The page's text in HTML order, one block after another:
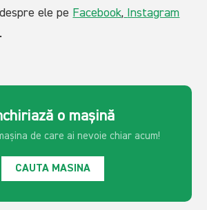
ele pe Facebook, Instagram
.
o mașină
de care ai nevoie chiar acum!
CAUTA MASINA